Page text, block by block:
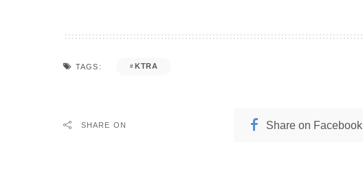
TAGS: KTRA
SHARE ON Share on Facebook